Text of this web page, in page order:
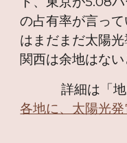
の占有率が言っ
はまだまだ太陽
関西は余地はない
詳細は「地
各地に、太陽光